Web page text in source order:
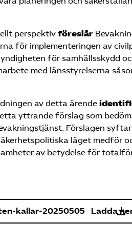
perspektiv föreslår
för implementeringen av
för samhällsskydd
med länsstyrelserna
av detta ärende
yttrande förslag som
Förslagen
läget medför
av betydelse för
kallar-20250505 Ladda